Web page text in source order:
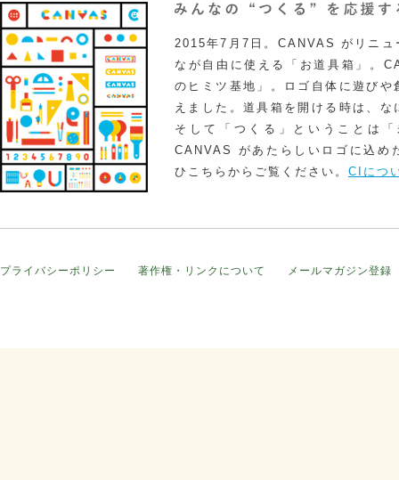
2015年7月7日。CANVAS がリニュ
なが自由に使える「お道具箱」。
のヒミツ基地」。ロゴ自体に遊び
えました。道具箱を開ける時は、
そして「つくる」ということは
CANVAS があたらしいロゴに込め
ひこちらからご覧ください。 CIにつ
プライバシーポリシー 著作権・リンクについて メールマガジン登録